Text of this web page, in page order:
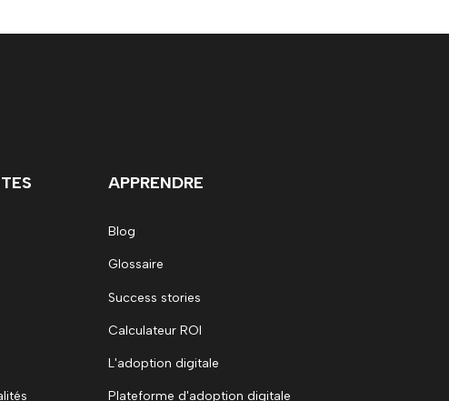
APPRENDRE
Blog
Glossaire
Success stories
Calculateur ROI
L'adoption digitale
Plateforme d'adoption digitale